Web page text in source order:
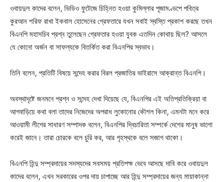
ওবায়দুল কাদের বলেন, ভিডিও ফুটেজে চিহ্নিত হওয়া কুমিল্লার পূজামণ্ডপে পবিত্র
কুরআন শরিফ রাখা ইকবাল হোসেনের গ্রেফতারে যখন সবাই স্বস্তি প্রকাশ করছে তখন
বিএনপি মহাসচিব প্রশ্ন তুলেছেন গ্রেফতার হওয়া যুবক এতদিন কোথায় ছিল? আসলে
যে কোনো অর্জন বা সাফল্যকে বিতর্কিত করা বিএনপির স্বভাব।
তিনি বলেন, প্রতিটি বিষয়ে সন্দেহ করার বিরল প্রজাতির ভাইরাসে আক্রান্ত বিএনপি।
অবস্থাদৃষ্টে জনমনে প্রশ্ন ও সন্দেহ দেখা দিয়েছে যে, বিএনপির এই অতিপ্রতিক্রিয়া বা
আগবাড়িয়ে কথা বলা তাদের নিজেদের অপরাধ লুকোনোর কৌশল কিনা, এমনটা মনে করে
আওয়ামী লীগের সাধারণ সম্পাদক বলেন, বিএনপির দ্বিচারিতা সম্পর্কে দেশের মানুষ ভালো
করেই জানে। তারা চোরকে বলে চুরি কর, আর গৃহস্থকে বলে সজাগ থাকো।
বিএনপি হিন্দু সম্প্রদায়ের সদস্যদের সবসময় প্রতিপক্ষ ভেবে আসছে দাবি করে ওবায়দুল
কাদের বলেন, এখন সরকারের ওপর দায় চাপাচ্ছে আর হিন্দু সম্প্রদায়ের জন্য মায়াকান্না